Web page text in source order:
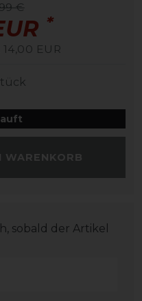
€
*
EUR
WARENKORB
sobald der Artikel